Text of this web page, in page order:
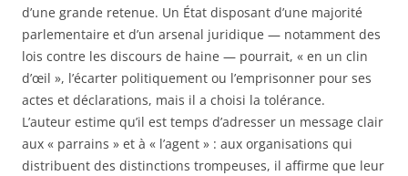
d’une grande retenue. Un État disposant d’une majorité
parlementaire et d’un arsenal juridique — notamment des
lois contre les discours de haine — pourrait, « en un clin
d’œil », l’écarter politiquement ou l’emprisonner pour ses
actes et déclarations, mais il a choisi la tolérance.
L’auteur estime qu’il est temps d’adresser un message clair
aux « parrains » et à « l’agent » : aux organisations qui
distribuent des distinctions trompeuses, il affirme que leur